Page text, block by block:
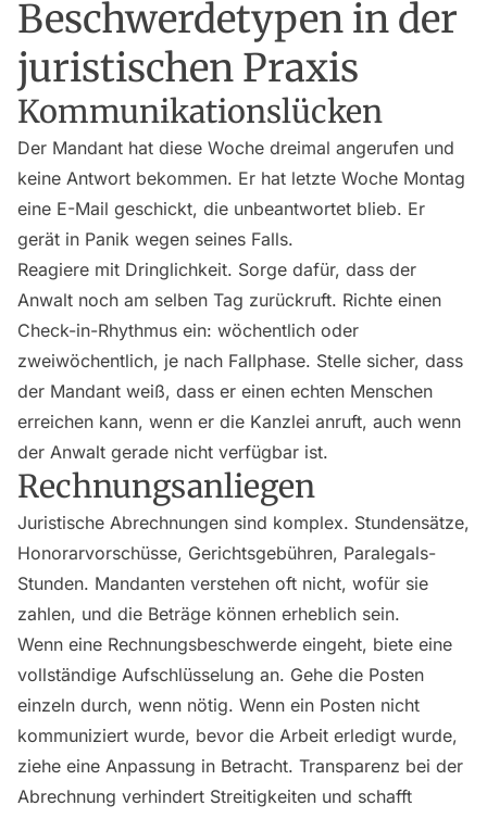
Beschwerdetypen in der
juristischen Praxis
Kommunikationslücken
Der Mandant hat diese Woche dreimal angerufen und
keine Antwort bekommen. Er hat letzte Woche Montag
eine E-Mail geschickt, die unbeantwortet blieb. Er
gerät in Panik wegen seines Falls.
Reagiere mit Dringlichkeit. Sorge dafür, dass der
Anwalt noch am selben Tag zurückruft. Richte einen
Check-in-Rhythmus ein: wöchentlich oder
zweiwöchentlich, je nach Fallphase. Stelle sicher, dass
der Mandant weiß, dass er einen echten Menschen
erreichen kann, wenn er die Kanzlei anruft, auch wenn
der Anwalt gerade nicht verfügbar ist.
Rechnungsanliegen
Juristische Abrechnungen sind komplex. Stundensätze,
Honorarvorschüsse, Gerichtsgebühren, Paralegals-
Stunden. Mandanten verstehen oft nicht, wofür sie
zahlen, und die Beträge können erheblich sein.
Wenn eine Rechnungsbeschwerde eingeht, biete eine
vollständige Aufschlüsselung an. Gehe die Posten
einzeln durch, wenn nötig. Wenn ein Posten nicht
kommuniziert wurde, bevor die Arbeit erledigt wurde,
ziehe eine Anpassung in Betracht. Transparenz bei der
Abrechnung verhindert Streitigkeiten und schafft